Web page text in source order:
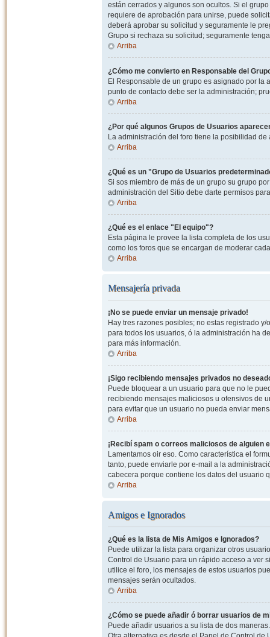
están cerrados y algunos son ocultos. Si el
requiere de aprobación para unirse, puede
deberá aprobar su solicitud y seguramente le
Grupo si rechaza su solicitud; seguramente
Arriba
¿Cómo me convierto en Responsable del
El Responsable de un grupo es asignado por la
punto de contacto debe ser la administración;
Arriba
¿Por qué algunos Grupos de Usuarios
La administración del foro tiene la posibilidad
Arriba
¿Qué es un "Grupo de Usuarios
Si sos miembro de más de un grupo su grupo
administración del Sitio debe darte permisos
Arriba
¿Qué es el enlace "El equipo"?
Esta página le provee la lista completa de los
como los foros que se encargan de moderar
Arriba
Mensajería privada
¡No se puede enviar un mensaje privado!
Hay tres razones posibles; no estas registrado
para todos los usuarios, ó la administración ha
para más información.
Arriba
¡Sigo recibiendo mensajes privados no
Puede bloquear a un usuario para que no le
recibiendo mensajes maliciosos u ofensivos de
para evitar que un usuario no pueda enviar
Arriba
¡Recibí spam o correos maliciosos de alguien
Lamentamos oir eso. Como característica el
tanto, puede enviarle por e-mail a la
cabecera porque contiene los datos del usuario
Arriba
Amigos e Ignorados
¿Qué es la lista de Mis Amigos e Ignorados?
Puede utilizar la lista para organizar otros
Control de Usuario para un rápido acceso a ver
utilice el foro, los mensajes de estos usuarios
mensajes serán ocultados.
Arriba
¿Cómo se puede añadir ó borrar usuarios de
Puede añadir usuarios a su lista de dos